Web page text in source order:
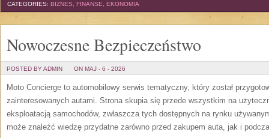
CATEGORIES: BIZNES, FINANSE, EKONOMIA
Nowoczesne Bezpieczeństwo
POSTED BY ADMIN ON MAJ - 6 - 2026
Moto Concierge to automobilowy serwis tematyczny, który został
zainteresowanych autami. Strona skupia się przede wszystkim na
eksploatacją samochodów, zwłaszcza tych dostępnych na rynku
może znaleźć wiedzę przydatne zarówno przed zakupem auta, jak i